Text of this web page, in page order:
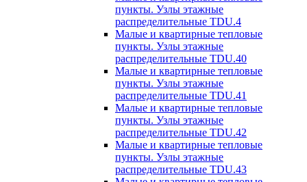
пункты. Узлы этажные
распределительные TDU.4
Малые и квартирные тепловые
пункты. Узлы этажные
распределительные TDU.40
Малые и квартирные тепловые
пункты. Узлы этажные
распределительные TDU.41
Малые и квартирные тепловые
пункты. Узлы этажные
распределительные TDU.42
Малые и квартирные тепловые
пункты. Узлы этажные
распределительные TDU.43